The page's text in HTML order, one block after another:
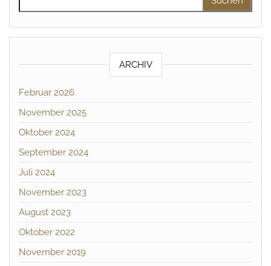
ARCHIV
Februar 2026
November 2025
Oktober 2024
September 2024
Juli 2024
November 2023
August 2023
Oktober 2022
November 2019